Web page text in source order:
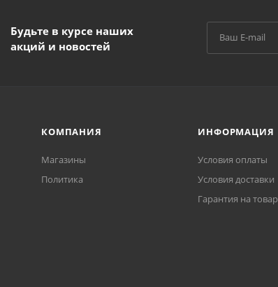
Будьте в курсе наших
акций и новостей
КОМПАНИЯ
Магазины
Политика
ИНФОРМАЦИЯ
Условия оплаты
Условия доставки
Гарантия на товар